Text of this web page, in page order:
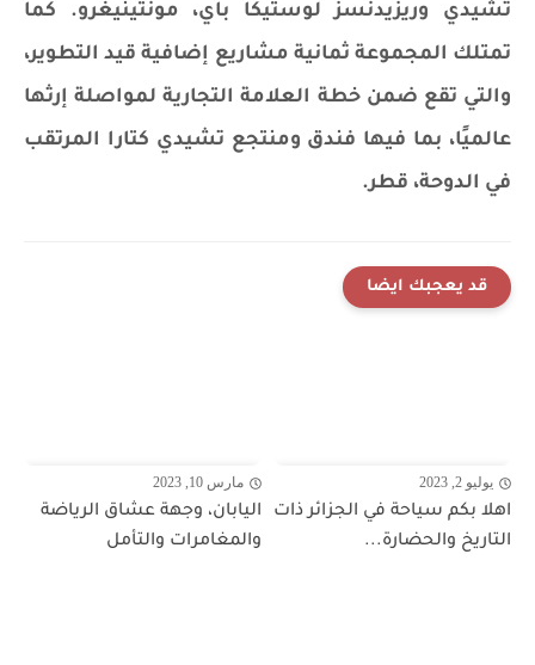
تشيدي وريزيدنسز لوستيكا باي، مونتينيغرو. كما
تمتلك المجموعة ثمانية مشاريع إضافية قيد التطوير،
والتي تقع ضمن خطة العلامة التجارية لمواصلة إرثها
عالميًا، بما فيها فندق ومنتجع تشيدي كتارا المرتقب
في الدوحة، قطر.
قد يعجبك ايضا
يوليو 2, 2023
اهلا بكم سياحة في الجزائر ذات
التاريخ والحضارة...
مارس 10, 2023
اليابان، وجهة عشاق الرياضة
والمغامرات والتأمل